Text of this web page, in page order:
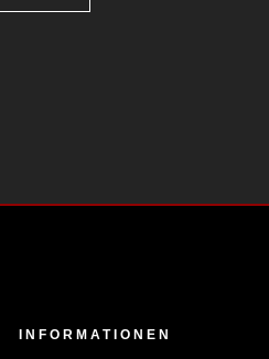
INFORMATIONEN